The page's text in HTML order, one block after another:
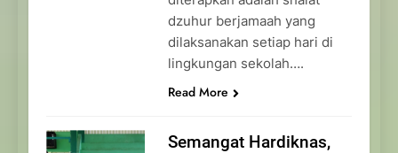
dzuhur berjamaah yang
dilaksanakan setiap hari di
lingkungan sekolah….
Read More
Semangat Hardiknas,